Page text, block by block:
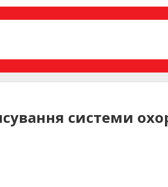
системи